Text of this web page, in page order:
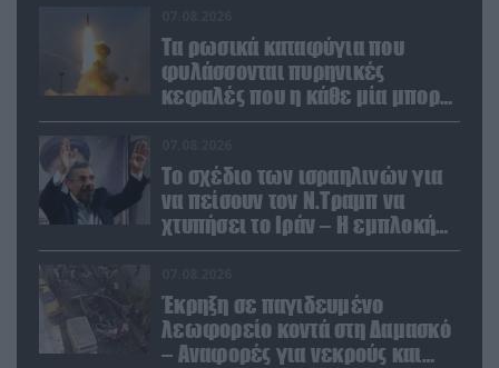
Τα ρωσικά καταφύγια που
φυλάσσονται πυρηνικές
κεφαλές που η κάθε μία μπορεί
να καταστρέψει «μία
Το σχέδιο των ισραηλινών για
να πείσουν τον Ν.Τραμπ να
χτυπήσει το Ιράν – Η εμπλοκή
του Μ.Αχμαντινετζάντ
Έκρηξη σε παγιδευμένο
λεωφορείο κοντά στη Δαμασκό
– Αναφορές για νεκρούς και